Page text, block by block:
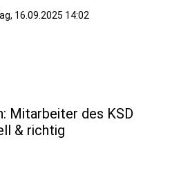
16.09.2025 14:02
Mitarbeiter des KSD
& richtig